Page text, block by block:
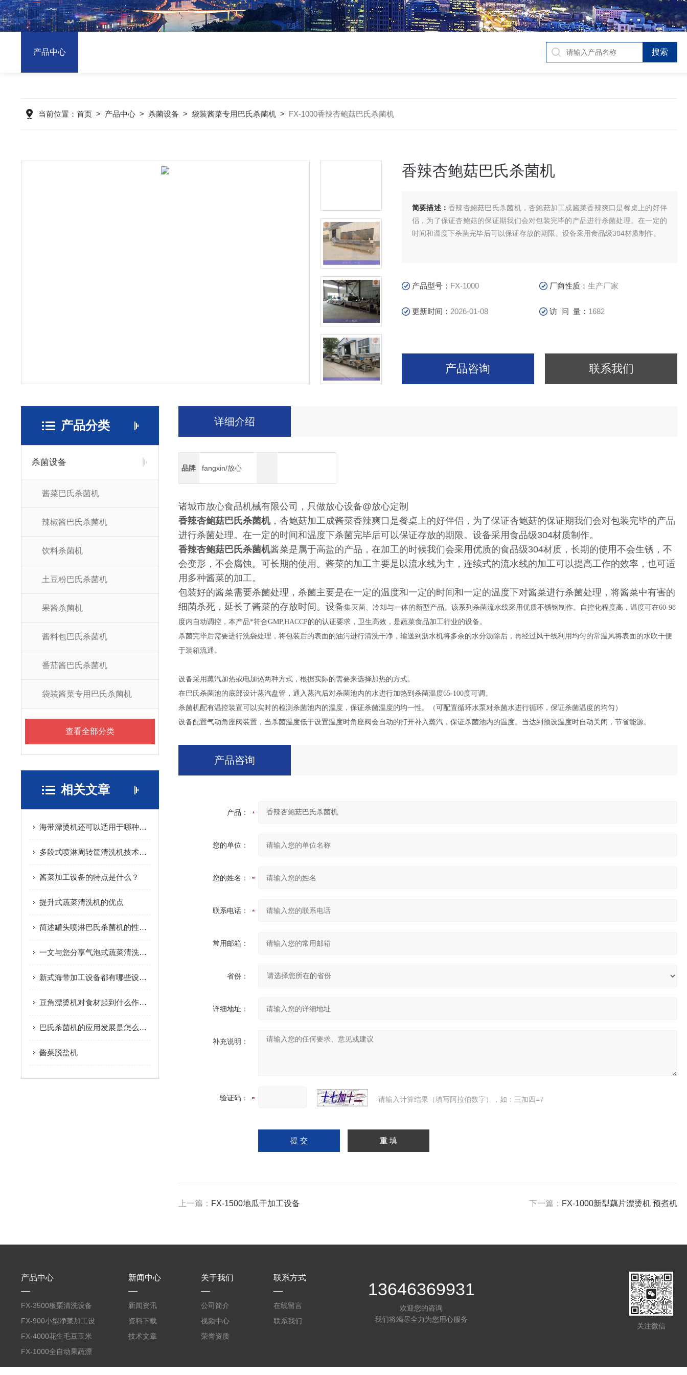
产品中心
当前位置： 首页> 产品中心> 杀菌设备 > 袋装酱菜专用巴氏杀菌机> FX-1000香辣杏鲍菇巴氏杀菌机
香辣杏鲍菇巴氏杀菌机
简要描述：香辣杏鲍菇巴氏杀菌机，杏鲍菇加工成酱菜香辣爽口是餐桌上的好伴
侣，为了保证杏鲍菇的保证期我们会对包装完毕的产品进行杀菌处理。在一定的
时间和温度下杀菌完毕后可以保证存放的期限。设备采用食品级304材质制作。
产品型号： FX-1000 厂商性质：生产厂家
更新时间： 2026-01-08 访 问 量： 1682
产品咨询 联系我们
产品分类
杀菌设备
酱菜巴氏杀菌机
辣椒酱巴氏杀菌机
饮料杀菌机
土豆粉巴氏杀菌机
果酱杀菌机
酱料包巴氏杀菌机
番茄酱巴氏杀菌机
袋装酱菜专用巴氏杀菌机
查看全部分类
相关文章
海带漂烫机还可以适用于哪种果蔬的加工使用
多段式喷淋周转筐清洗机技术应用与结构设计
酱菜加工设备的特点是什么？
提升式蔬菜清洗机的优点
简述罐头喷淋巴氏杀菌机的性能特点
一文与您分享气泡式蔬菜清洗机的维护要点
新式海带加工设备都有哪些设备组成？
豆角漂烫机对食材起到什么作用？
巴氏杀菌机的应用发展是怎么样的？
酱菜脱盐机
详细介绍
品牌 fangxin/放心
诸城市放心食品机械有限公司，只做放心设备@放心定制
香辣杏鲍菇巴氏杀菌机，杏鲍菇加工成酱菜香辣爽口是餐桌上的好伴侣，为了保证杏鲍菇的保证期我们会对包装完毕的产品
进行杀菌处理。在一定的时间和温度下杀菌完毕后可以保证存放的期限。设备采用食品级304材质制作。
香辣杏鲍菇巴氏杀菌机酱菜是属于高盐的产品，在加工的时候我们会采用优质的食品级304材质，长期的使用不会生锈，不
会变形，不会腐蚀。可长期的使用。酱菜的加工主要是以流水线为主，连续式的流水线的加工可以提高工作的效率，也可适
用多种酱菜的加工。
包装好的酱菜需要杀菌处理，杀菌主要是在一定的温度和一定的时间和一定的温度下对酱菜进行杀菌处理，将酱菜中有害的
细菌杀死，延长了酱菜的存放时间。设备集灭菌、冷却与一体的新型产品。该系列杀菌流水线采用优质不锈钢制作。自控化程度高，温度可在60-98
度内自动调控，本产品*符合GMP,HACCP的的认证要求，卫生高效，是蔬菜食品加工行业的设备。
杀菌完毕后需要进行洗袋处理，将包装后的表面的油污进行清洗干净，输送到沥水机将多余的水分沥除后，再经过风干线利用均匀的常温风将表面的水吹干便
于装箱流通。
设备采用蒸汽加热或电加热两种方式，根据实际的需要来选择加热的方式。
在巴氏杀菌池的底部设计蒸汽盘管，通入蒸汽后对杀菌池内的水进行加热到杀菌温度65-100度可调。
杀菌机配有温控装置可以实时的检测杀菌池内的温度，保证杀菌温度的均一性。（可配置循环水泵对杀菌水进行循环，保证杀菌温度的均匀）
设备配置气动角座阀装置，当杀菌温度低于设置温度时角座阀会自动的打开补入蒸汽，保证杀菌池内的温度。当达到预设温度时自动关闭，节省能源。
产品咨询
产品：
您的单位：
您的姓名：
联系电话：
常用邮箱：
省份：
详细地址：
补充说明：
验证码： 请输入计算结果（填写阿拉伯数字），如：三加四=7
上一篇： FX-1500地瓜干加工设备 下一篇： FX-1000新型藕片漂烫机 预煮机
产品中心
FX-3500板栗清洗设备
全自动气泡清洗机
FX-900小型净菜加工设
备野菜清洗机
FX-4000花生毛豆玉米
蒸煮漂烫机
FX-1000全自动果蔬漂
烫机
新闻中心
新闻资讯
资料下载
技术文章
关于我们
公司简介
视频中心
荣誉资质
联系方式
在线留言
联系我们
13646369931
欢迎您的咨询
我们将竭尽全力为您用心服务
关注微信